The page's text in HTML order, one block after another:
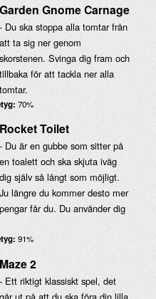
Garden Gnome Carnage
- Du ska stoppa alla tomtar från
att ta sig ner genom
skorstenen. Svinga dig fram och
tillbaka för att tackla ner alla
tomtar.
70%
Rocket Toilet
- Du är en gubbe som sitter på
en toalett och ska skjuta iväg
dig själv så långt som möjligt.
Ju längre du kommer desto mer
pengar får du. Du använder dig
91%
Maze 2
- Ett riktigt klassiskt spel, det
går ut på att du ska föra din lilla